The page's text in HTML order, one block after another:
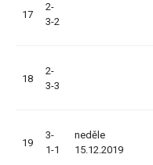
17
2-
3-2
18
2-
3-3
19
3-
1-1
neděle
15.12.2019